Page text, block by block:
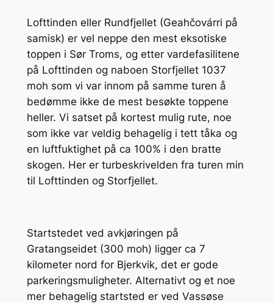
Lofttinden eller Rundfjellet (Geahčovárri på
samisk) er vel neppe den mest eksotiske
toppen i Sør Troms, og etter vardefasilitene
på Lofttinden og naboen Storfjellet 1037
moh som vi var innom på samme turen å
bedømme ikke de mest besøkte toppene
heller. Vi satset på kortest mulig rute, noe
som ikke var veldig behagelig i tett tåka og
en luftfuktighet på ca 100% i den bratte
skogen. Her er turbeskrivelden fra turen min
til Lofttinden og Storfjellet.
Startstedet ved avkjøringen på
Gratangseidet (300 moh) ligger ca 7
kilometer nord for Bjerkvik, det er gode
parkeringsmuligheter. Alternativt og et noe
mer behagelig startsted er ved Vassøse